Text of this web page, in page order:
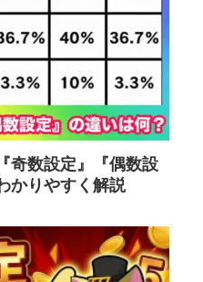
奇数設定』『偶数設
かりやすく解説